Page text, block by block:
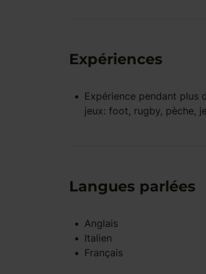
Expériences
Expérience pendant plus
jeux: foot, rugby, pèche,
Langues parlées
Anglais
Italien
Français